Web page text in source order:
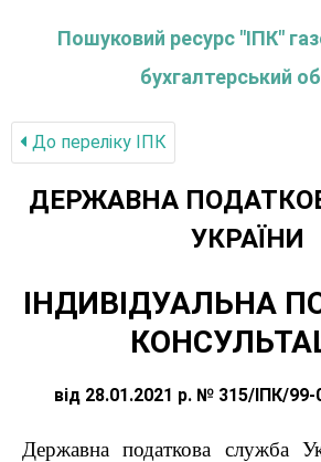
Пошуковий ресурс "ІПК"
бухгалтерський
До переліку IПК
ДЕРЖАВНА
УКРАЇНИ
ІНДИВІДУАЛЬНА
від 28.01.2021 р. № 315/ІПК/
Державна податкова служба